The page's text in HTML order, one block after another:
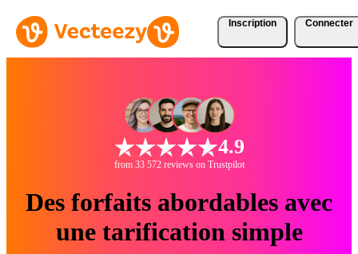
Inscription Connecter
4.9
from 33 572 reviews on Trustpilot
Des forfaits abordables avec
une tarification simple